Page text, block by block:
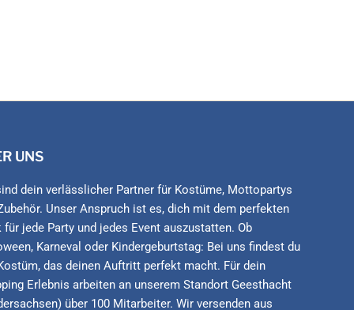
UNS
dein verlässlicher Partner für Kostüme, Mottopartys
Unser Anspruch ist es, dich mit dem perfekten
für jede Party und jedes Event auszustatten. Ob
Karneval oder Kindergeburtstag: Bei uns findest du
das deinen Auftritt perfekt macht. Für dein
Erlebnis arbeiten an unserem Standort Geesthacht
über 100 Mitarbeiter. Wir versenden aus